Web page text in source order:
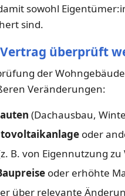
sowohl
sind.
überprüft
der
Veränderungen:
(Dachausbau,
oder
B. von Eigennutzung
oder erhöhte
über relevante